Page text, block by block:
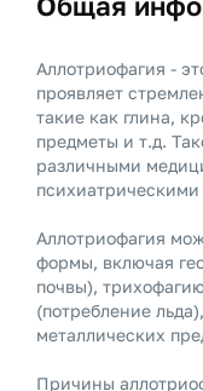
Аллотриофагия -
проявляет
такие как глина,
предметы и т.д.
различными
Аллотриофагия
формы, включая
почвы),
(потребление
металлических
Причины